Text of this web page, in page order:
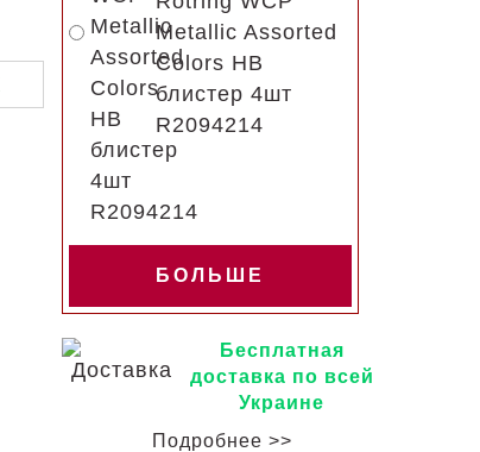
Metallic Assorted
Colors HB
блистер 4шт
R2094214
БОЛЬШЕ
Бесплатная
доставка по всей
Украине
Подробнее >>